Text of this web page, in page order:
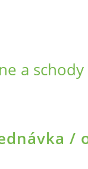
a schody
/